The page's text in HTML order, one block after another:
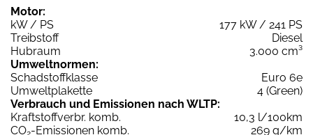
Motor:
kW / PS
177 kW / 241 PS
Treibstoff
Diesel
Hubraum
3.000 cm³
Umweltnormen:
Schadstoffklasse
Euro 6e
Umweltplakette
4 (Green)
Verbrauch und Emissionen nach WLTP:
Kraftstoffverbr. komb.
10,3 l/100km
CO -Emissionen komb.
269 g/km